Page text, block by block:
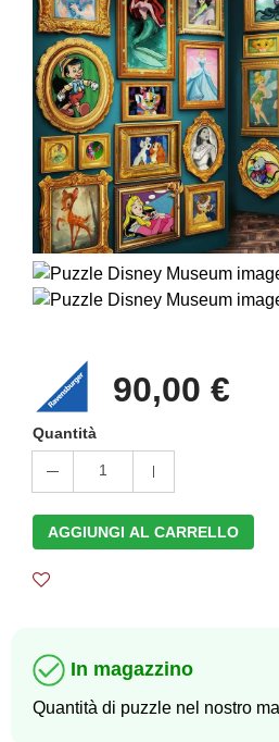
90,00 €
Quantità
1
AGGIUNGI AL CARRELLO
In magazzino
Quantità di puzzle nel nostro